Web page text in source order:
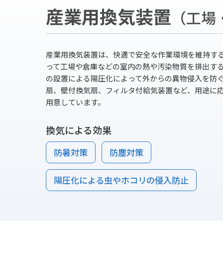
産業用換気装置 （工
産業用換気装置は、快適で安全な作業環境を維持す
って工場や倉庫などの室内の熱や汚染物質を排出す
の設置による陽圧化によって外からの異物侵入を防
扇、壁付換気扇、フィルタ付給気装置など、用途に
用意しています。
換気による効果
防暑対策 防塵対策
陽圧化による虫やホコリの侵入防止